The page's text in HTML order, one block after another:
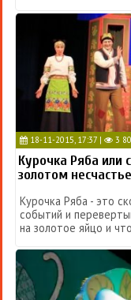
18-11-2015, 17:37 | 3
Курочка Ряба или
золотом несчастье
Курочка Ряба - это
событий и
на золотое яйцо и